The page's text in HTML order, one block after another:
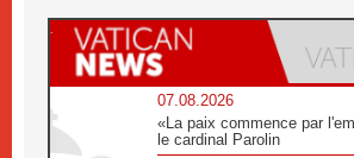
07.08.2026
«La paix commence par
le cardinal Parolin